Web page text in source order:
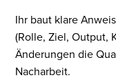
Ihr baut klare
(Rolle, Ziel, Output,
Änderungen die
Nacharbeit.